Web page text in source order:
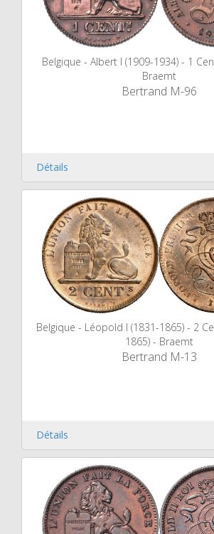
Belgique - Albert I (1909-1934) - 1
Braemt
Bertrand M-96
Détails
Belgique - Léopold I (1831-1865) - 2
1865) - Braemt
Bertrand M-13
Détails